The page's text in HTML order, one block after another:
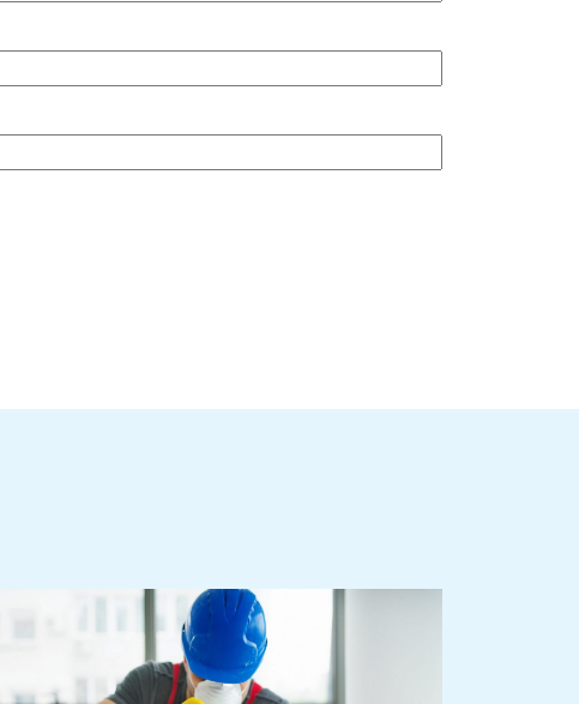
Pintura anticorrosiva: o que é, quais as vantagens e
como aplicar?